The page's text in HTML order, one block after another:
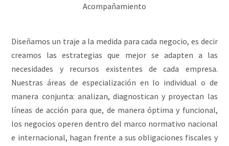
Acompañamiento
Diseñamos un traje a la medida para cada negocio, es decir
creamos las estrategias que mejor se adapten a las
necesidades y recursos existentes de cada empresa.
Nuestras áreas de especialización en lo individual o de
manera conjunta: analizan, diagnostican y proyectan las
líneas de acción para que, de manera óptima y funcional,
los negocios operen dentro del marco normativo nacional
e internacional, hagan frente a sus obligaciones fiscales y